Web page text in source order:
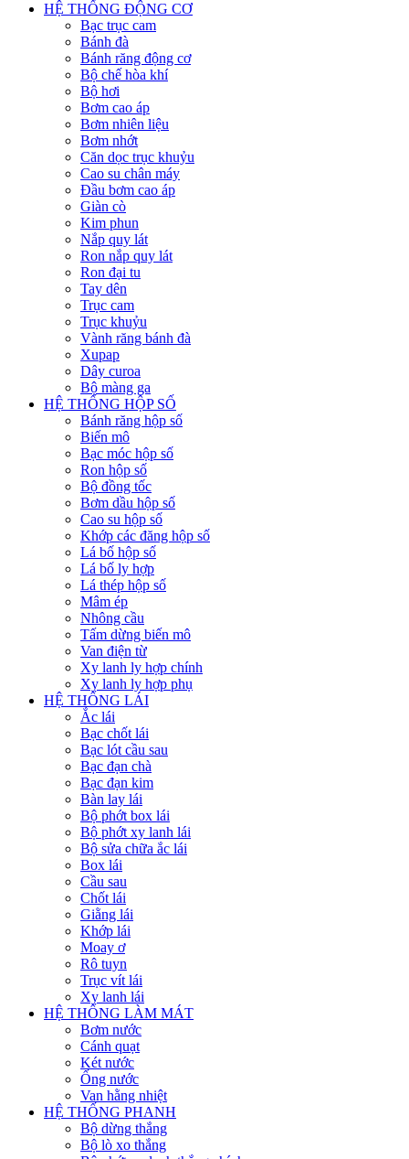
HỆ THỐNG ĐỘNG CƠ
Bạc trục cam
Bánh đà
Bánh răng động cơ
Bộ chế hòa khí
Bộ hơi
Bơm cao áp
Bơm nhiên liệu
Bơm nhớt
Căn dọc trục khuỷu
Cao su chân máy
Đầu bơm cao áp
Giàn cò
Kim phun
Nắp quy lát
Ron nắp quy lát
Ron đại tu
Tay dên
Trục cam
Trục khuỷu
Vành răng bánh đà
Xupap
Dây curoa
Bộ màng ga
HỆ THỐNG HỘP SỐ
Bánh răng hộp số
Biến mô
Bạc móc hộp số
Ron hộp số
Bộ đồng tốc
Bơm dầu hộp số
Cao su hộp số
Khớp các đăng hộp số
Lá bố hộp số
Lá bố ly hợp
Lá thép hộp số
Mâm ép
Nhông cầu
Tấm dừng biến mô
Van điện từ
Xy lanh ly hợp chính
Xy lanh ly hợp phụ
HỆ THỐNG LÁI
Ắc lái
Bạc chốt lái
Bạc lót cầu sau
Bạc đạn chà
Bạc đạn kim
Bàn lay lái
Bộ phớt box lái
Bộ phớt xy lanh lái
Bộ sửa chữa ắc lái
Box lái
Cầu sau
Chốt lái
Giằng lái
Khớp lái
Moay ơ
Rô tuyn
Trục vít lái
Xy lanh lái
HỆ THỐNG LÀM MÁT
Bơm nước
Cánh quạt
Két nước
Ống nước
Van hằng nhiệt
HỆ THỐNG PHANH
Bộ dừng thắng
Bộ lò xo thắng